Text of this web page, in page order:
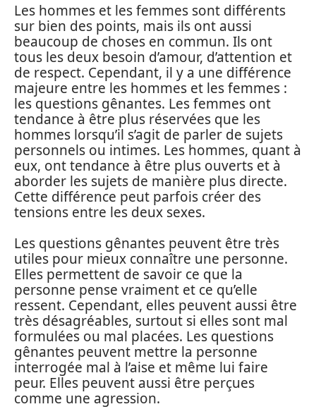
Les hommes et les femmes sont différents
sur bien des points, mais ils ont aussi
beaucoup de choses en commun. Ils ont
tous les deux besoin d’amour, d’attention et
de respect. Cependant, il y a une différence
majeure entre les hommes et les femmes :
les questions gênantes. Les femmes ont
tendance à être plus réservées que les
hommes lorsqu’il s’agit de parler de sujets
personnels ou intimes. Les hommes, quant à
eux, ont tendance à être plus ouverts et à
aborder les sujets de manière plus directe.
Cette différence peut parfois créer des
tensions entre les deux sexes.
Les questions gênantes peuvent être très
utiles pour mieux connaître une personne.
Elles permettent de savoir ce que la
personne pense vraiment et ce qu’elle
ressent. Cependant, elles peuvent aussi être
très désagréables, surtout si elles sont mal
formulées ou mal placées. Les questions
gênantes peuvent mettre la personne
interrogée mal à l’aise et même lui faire
peur. Elles peuvent aussi être perçues
comme une agression.